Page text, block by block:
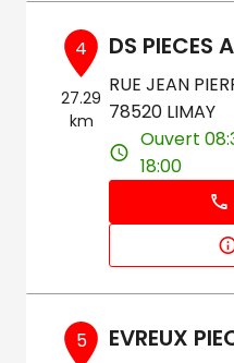
4
27.29
km
DS PIECES
RUE JEAN
78520 LIMAY
Ouvert
18:00
5 EVREUX